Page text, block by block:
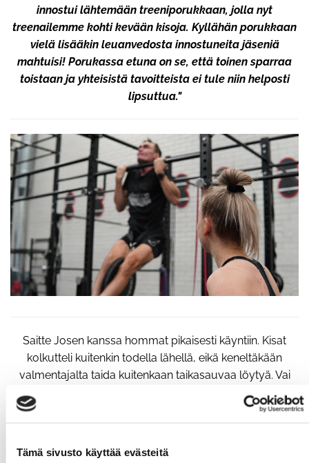
Tämä sivusto käyttää evästeitä
innostui lähtemään treeniporukkaan, jolla nyt
treenailemme kohti kevään kisoja. Kyllähän porukkaan
vielä lisääkin leuanvedosta innostuneita jäseniä
mahtuisi! Porukassa etuna on se, että toinen sparraa
toistaan ja yhteisistä tavoitteista ei tule niin helposti
lipsuttua."
Saitte Josen kanssa hommat pikaisesti käyntiin. Kisat
kolkutteli kuitenkin todella lähellä, eikä keneltäkään
valmentajalta taida kuitenkaan taikasauvaa löytyä. Vai
"Valmistautumisaikaa syksyn SM-kisoihin jäi tosiaan
todella koetukselle. Jaksotus osui kuitenkin aivan